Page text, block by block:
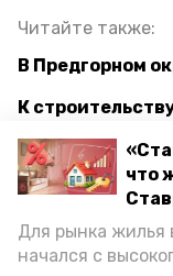
что
Для рынка жилья
начался с
Читайте также:
В Предгорном
К
В селе
школу на 140